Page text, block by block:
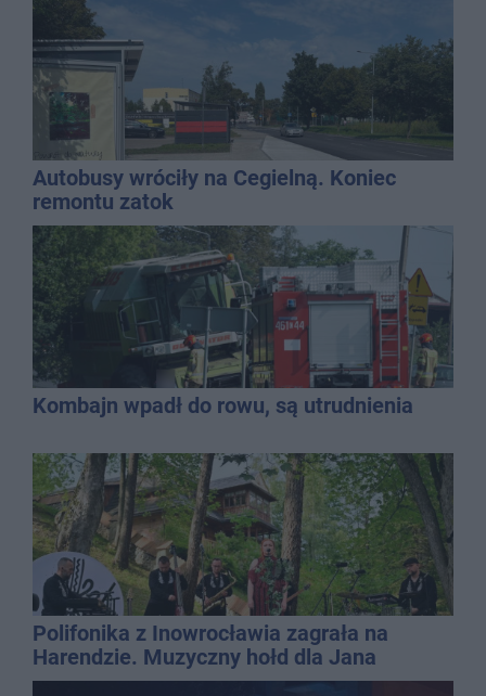
Autobusy wróciły na Cegielną. Koniec
remontu zatok
Kombajn wpadł do rowu, są utrudnienia
Polifonika z Inowrocławia zagrała na
Harendzie. Muzyczny hołd dla Jana
Kasprowicza